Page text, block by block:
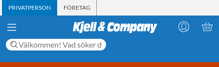
PRIVATPERSON FÖRETAG